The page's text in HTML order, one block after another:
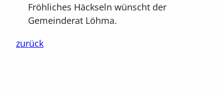
Fröhliches Häckseln wünscht der
Gemeinderat Löhma.
zurück